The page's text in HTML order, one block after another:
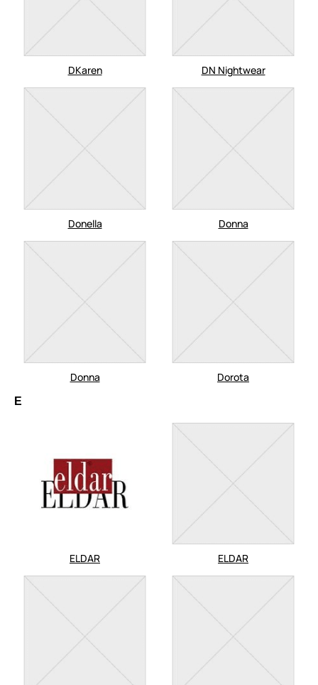
DKaren DN Nightwear
Donella Donna
Donna Dorota
E
ELDAR ELDAR